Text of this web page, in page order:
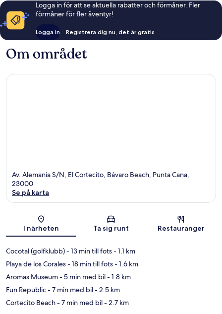
Logga in för att se aktuella rabatter och förmåner. Fler
förmåner för fler äventyr!
Logga in Registrera dig nu, det är gratis
Om området
Av. Alemania S/N, El Cortecito, Bávaro Beach, Punta Cana,
23000
Se på karta
I närheten Ta sig runt Restauranger
Cocotal (golfklubb)- 13 min till fots- 1.1 km
Playa de los Corales- 18 min till fots- 1.6 km
Aromas Museum- 5 min med bil- 1.8 km
Fun Republic- 7 min med bil- 2.5 km
Cortecito Beach- 7 min med bil- 2.7 km